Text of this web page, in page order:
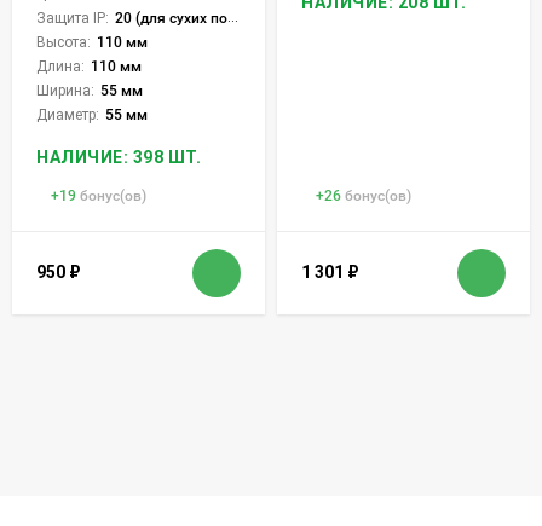
Защита IP: 20 (для сухих пом.)
Высота: 110 мм
Длина: 110 мм
Ширина: 55 мм
Диаметр: 55 мм
НАЛИЧИЕ: 398 ШТ.
+19 бонус(ов)
950 ₽
+26 бонус(ов)
1 301 ₽